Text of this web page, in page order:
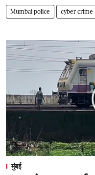
Mumbai police cyber crime
मुंबई